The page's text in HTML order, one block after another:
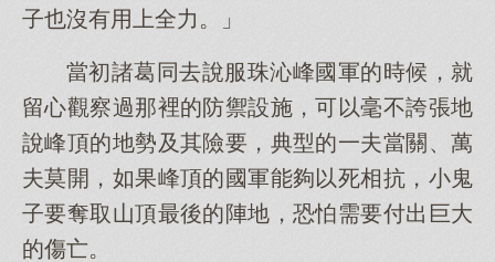
子也沒有用上全力。」
當初諸葛同去說服珠沁峰國軍的時候，就
留心觀察過那裡的防禦設施，可以毫不誇張地
說峰頂的地勢及其險要，典型的一夫當關、萬
夫莫開，如果峰頂的國軍能夠以死相抗，小鬼
子要奪取山頂最後的陣地，恐怕需要付出巨大
的傷亡。